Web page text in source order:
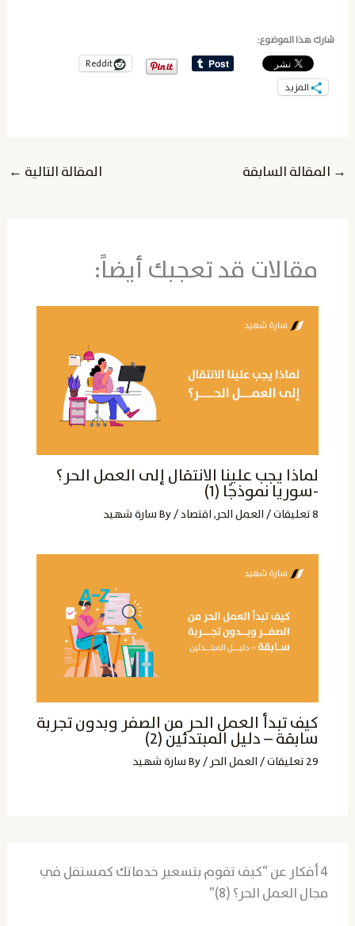
شارك هذا الموضوع:
Reddit
المزيد
→ المقالة السابقة المقالة التالية ←
مقالات قد تعجبك أيضاً:
لماذا يجب علينا الانتقال إلى العمل الحر؟
-سوريا نموذجًا (1)
8 تعليقات /العمل الحر,اقتصاد/ By سارة شهيد
كيف تبدأ العمل الحر من الصفر وبدون تجربة
سابقة – دليل المبتدئين (2)
29 تعليقات /العمل الحر / By سارة شهيد
4 أفكار عن “كيف تقوم بتسعير خدماتك كمستقل في
مجال العمل الحر؟ (8)”